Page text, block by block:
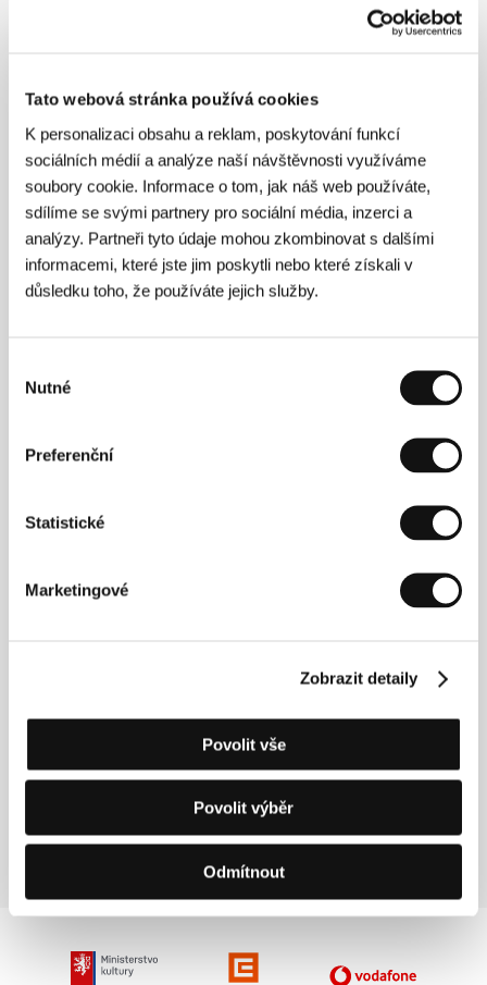
Tato webová stránka používá cookies
K personalizaci obsahu a reklam, poskytování funkcí
sociálních médií a analýze naší návštěvnosti využíváme
soubory cookie. Informace o tom, jak náš web používáte,
sdílíme se svými partnery pro sociální média, inzerci a
analýzy. Partneři tyto údaje mohou zkombinovat s dalšími
informacemi, které jste jim poskytli nebo které získali v
důsledku toho, že používáte jejich služby.
souhlasu
Nutné
Preferenční
Statistické
Marketingové
Zobrazit detaily
Povolit vše
Povolit výběr
Odmítnout
(Černý dort)
Režie: Johana Ožvold / Česká republika, 2016, 25 min
Sekce: České filmy 2016–2017
Červená
(Červená)
Režie: Lise Akoka, Romane Gueret / Francie, 2016,
Režie: Alen Drljević / Bosna a Hercegovina, Slovinsko,